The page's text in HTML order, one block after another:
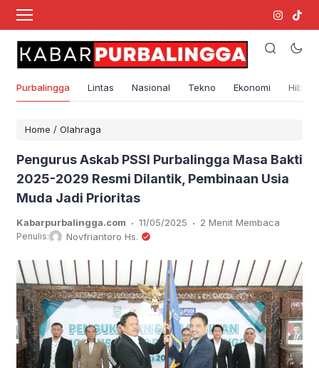
Purbalingga Lintas Nasional Tekno Ekonomi
Home / Olahraga
Pengurus Askab PSSI Purbalingga Masa Bakti
2025-2029 Resmi Dilantik, Pembinaan Usia
Muda Jadi Prioritas
Kabarpurbalingga.com . 11/05/2025 . 2 Menit Membaca
Penulis: Novfriantoro Hs.